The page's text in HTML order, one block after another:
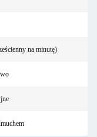
na minutę)